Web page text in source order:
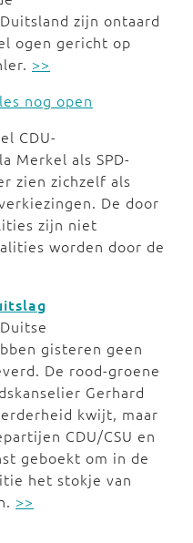
zijn ontaard
ogen gericht op
>>
nog open
CDU-
Merkel als SPD-
zien zichzelf als
De door
zijn niet
worden door de
gisteren geen
De rood-groene
Gerhard
kwijt, maar
CDU/CSU en
geboekt om in de
het stokje van
>>